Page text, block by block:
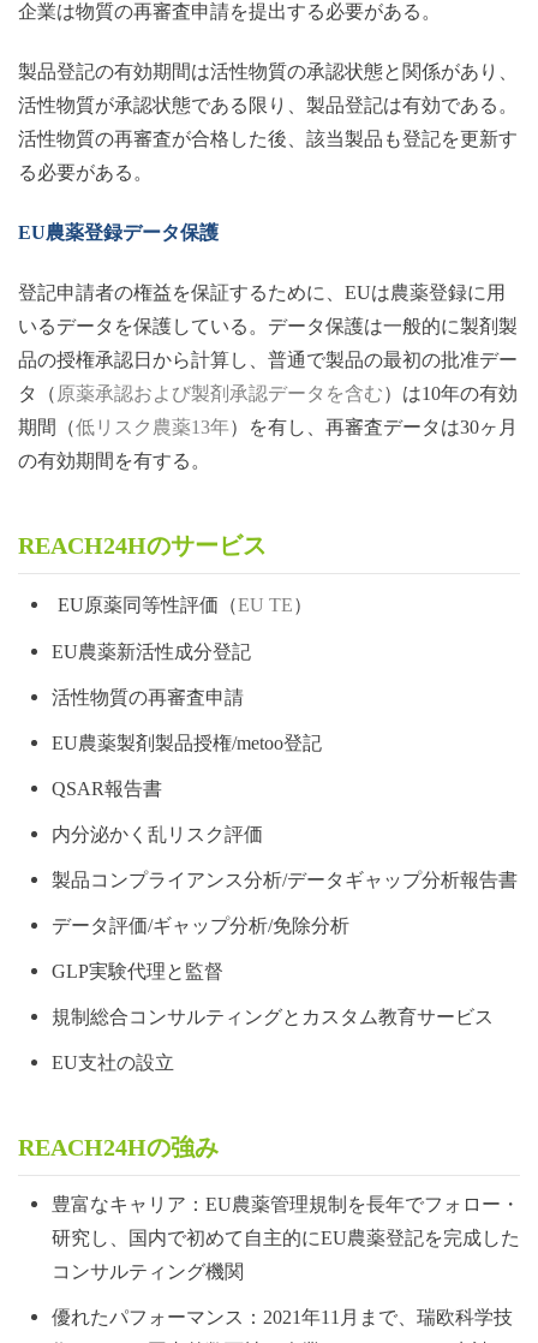
企業は物質の再審査申請を提出する必要がある。
製品登記の有効期間は活性物質の承認状態と関係があり、
活性物質が承認状態である限り、製品登記は有効である。
活性物質の再審査が合格した後、該当製品も登記を更新す
る必要がある。
EU農薬登録データ保護
登記申請者の権益を保証するために、 EUは農薬登録に用
いるデータを保護している。データ保護は一般的に製剤製
品の授権承認日から計算し、普通で製品の最初の批准デー
タ（ 原薬承認および製剤承認データを含む）は10年の有効
期間（低リスク農薬13年）を有し、再審査データは30ヶ月
の有効期間を有する。
REACH24Hのサービス
EU原薬同等性評価（EU TE）
EU農薬新活性成分登記
活性物質の再審査申請
EU農薬製剤製品授権/metoo登記
QSAR報告書
内分泌かく乱リスク評価
製品コンプライアンス分析/データギャップ分析報告書
データ評価/ギャップ分析/免除分析
GLP実験代理と監督
規制総合コンサルティングとカスタム教育サービス
EU支社の設立
REACH24Hの強み
豊富なキャリア：EU農薬管理規制を長年でフォロー・
研究し、国内で初めて自主的にEU農薬登記を完成した
コンサルティング機関
優れたパフォーマンス：2021年11月まで、瑞欧科学技